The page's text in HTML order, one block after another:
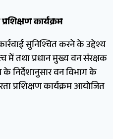
कार्यक्रम
सुनिश्चित करने के उद्देश्य
में तथा प्रधान मुख्य वन संरक्षक
निर्देशानुसार वन विभाग के
प्रशिक्षण कार्यक्रम आयोजित